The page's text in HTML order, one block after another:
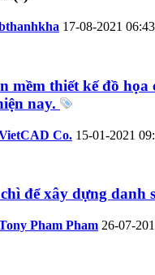
17-08-2021
mềm thiết kế đồ họa
nay.
Co. 15-01-2021
để xây dựng danh
Pham Pham 26-07-